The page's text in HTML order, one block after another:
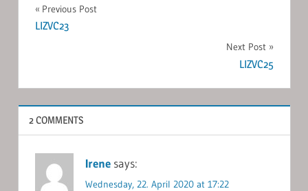
Post
navigation
Previous Post
LIZVC23
Next Post
LIZVC25
2 COMMENTS
Irene says:
Wednesday, 22. April 2020 at 17:22